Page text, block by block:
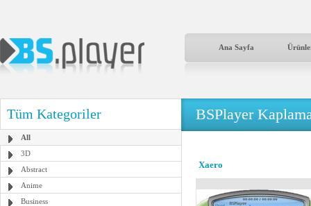
Ana Sayfa
Tüm Kategoriler
All
3D
Abstract
Anime
Business
BSPlayer
Xaero